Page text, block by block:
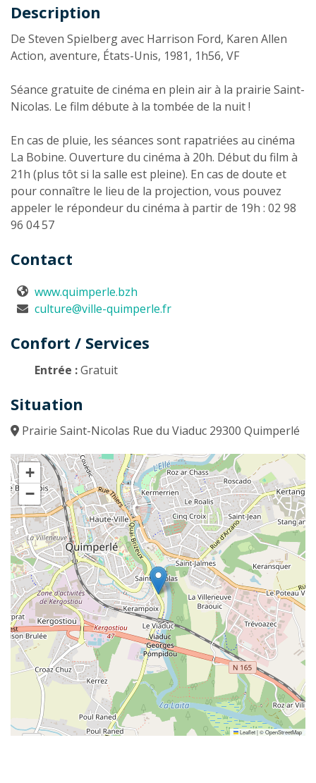
Description
Description
De Steven Spielberg avec Harrison Ford, Karen Allen
Action, aventure, États-Unis, 1981, 1h56, VF
Séance gratuite de cinéma en plein air à la prairie Saint-
Nicolas. Le film débute à la tombée de la nuit !
En cas de pluie, les séances sont rapatriées au cinéma
La Bobine. Ouverture du cinéma à 20h. Début du film à
21h (plus tôt si la salle est pleine). En cas de doute et
pour connaître le lieu de la projection, vous pouvez
appeler le répondeur du cinéma à partir de 19h : 02 98
96 04 57
Contact
www.quimperle.bzh
culture@ville-quimperle.fr
Confort / Services
Entrée :Gratuit
Situation
Prairie Saint-Nicolas Rue du Viaduc 29300 Quimperlé
+
−
Leaflet|©OpenStreetMap